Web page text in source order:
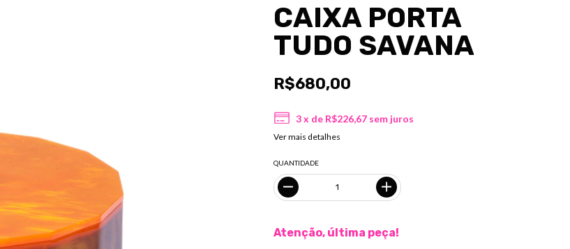
CAIXA PORTA
TUDO SAVANA
R$680,00
3x de R$226,67 sem juros
Ver mais detalhes
QUANTIDADE
Atenção, última peça!